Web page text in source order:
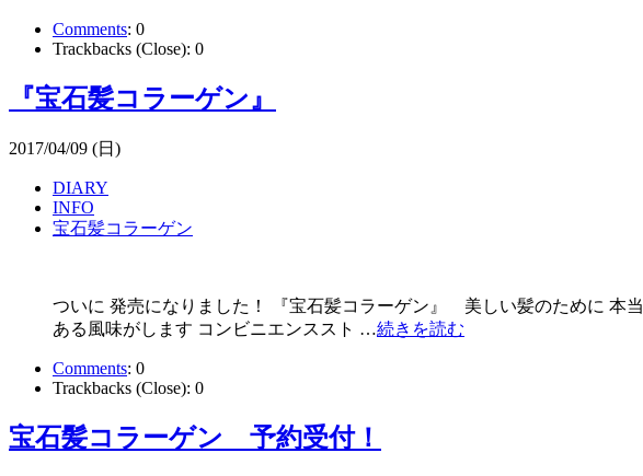
Comments: 0
Trackbacks (Close): 0
『宝石髪コラーゲン』
2017/04/09 (日)
DIARY
INFO
宝石髪コラーゲン
ついに 発売になりました！ 『宝石髪コラーゲン』 美しい髪のために 本
ある風味がします コンビニエンススト …続きを読む
Comments: 0
Trackbacks (Close): 0
宝石髪コラーゲン 予約受付！